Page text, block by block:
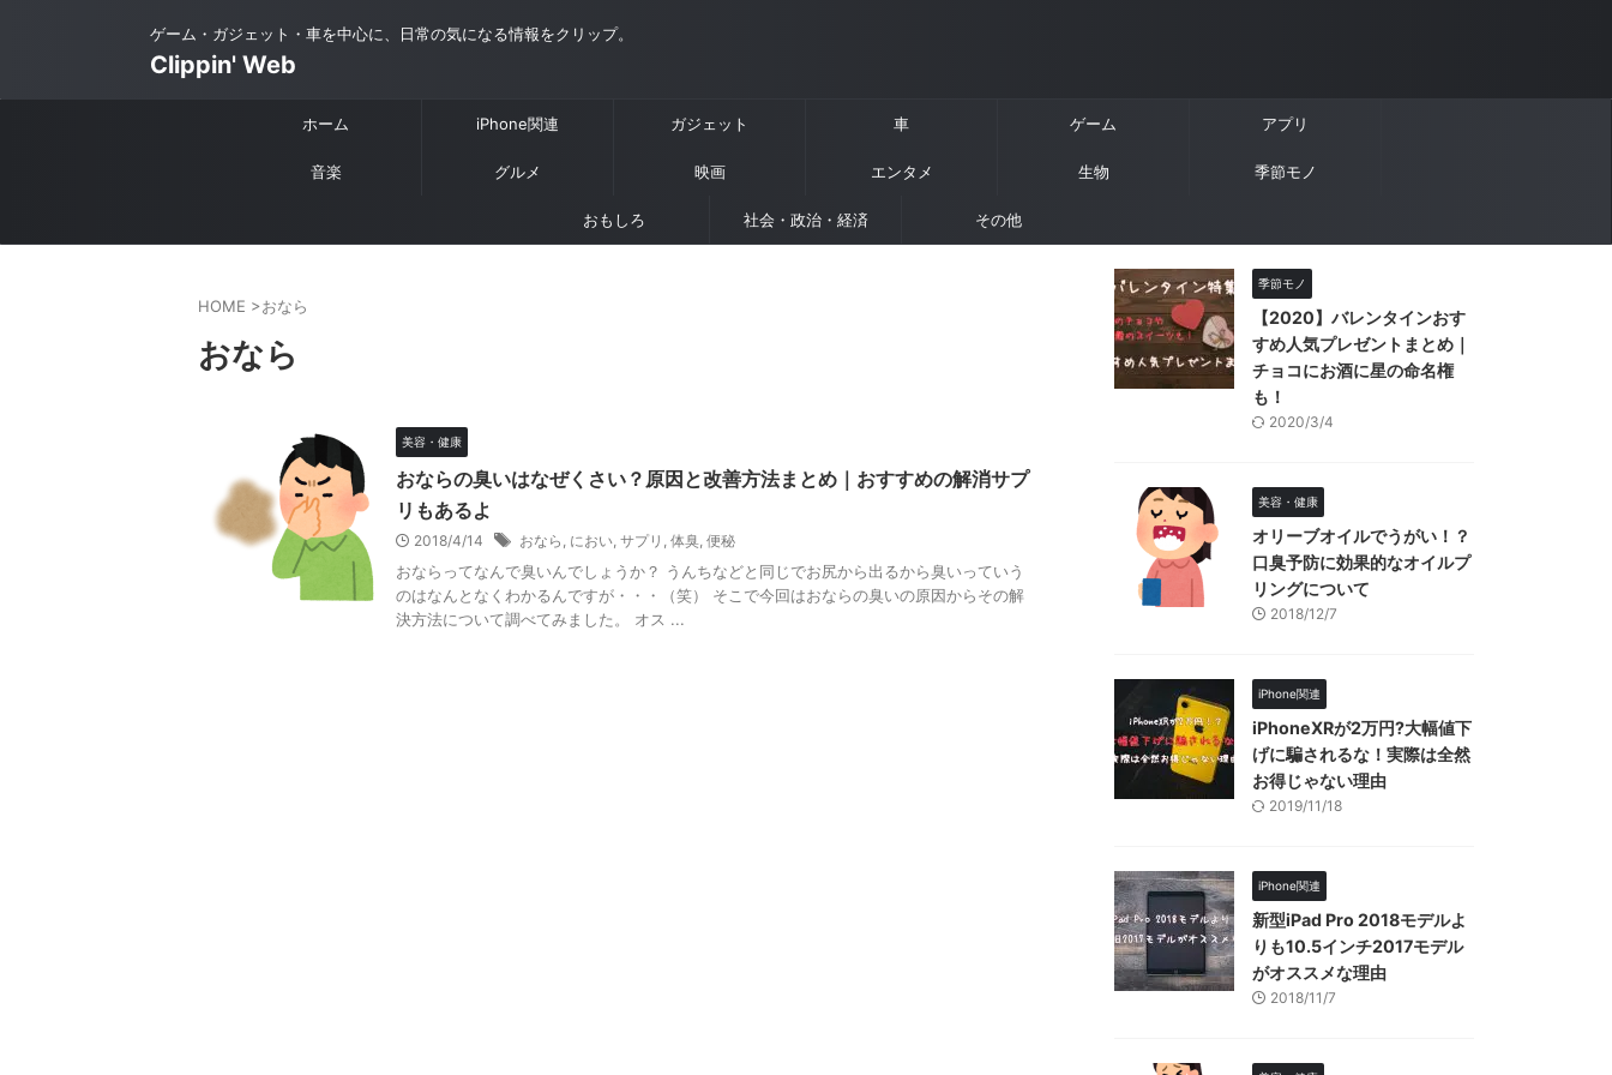
ゲーム・ガジェット・車を中心に、日常の気になる情報をクリップ。
Clippin' Web
ホーム iPhone関連 ガジェット 車 ゲーム アプリ
音楽 グルメ 映画 エンタメ 生物 季節モノ
おもしろ 社会・政治・経済 その他
HOME >おなら
おなら
美容・健康
おならの臭いはなぜくさい？原因と改善方法まとめ｜おすすめの解消サプ
リもあるよ
2018/4/14 おなら , におい, サプリ , 体臭, 便秘
おならってなんで臭いんでしょうか？ うんちなどと同じでお尻から出るから臭いっていう
のはなんとなくわかるんですが・・・（笑） そこで今回はおならの臭いの原因からその解
決方法について調べてみました。 オス ...
季節モノ
【2020】バレンタインおす
すめ人気プレゼントまとめ｜
チョコにお酒に星の命名権
も！
2020/3/4
美容・健康
オリーブオイルでうがい！？
口臭予防に効果的なオイルプ
リングについて
2018/12/7
iPhone関連
iPhoneXRが2万円?大幅値下
げに騙されるな！実際は全然
お得じゃない理由
2019/11/18
iPhone関連
新型iPad Pro 2018モデルよ
りも10.5インチ2017モデル
がオススメな理由
2018/11/7